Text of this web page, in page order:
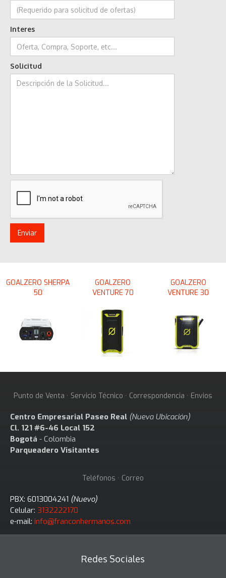
Interes
Solicitud
GOALZERO SHERPA
50
GOALZERO
VENTURE 70
GOALZERO
VENTURE 30
Punto de Venta · Servicio Técnico · Correspondencia · Envios
Centro Empresarial Paseo Real (Nueva Ubicación)
Cl. 121 #6-46 Local 152
Bogotá - Colombia
Parqueadero Visitantes
Teléfonos · Correo
PBX: 6013004241 (Nuevo)
Celular: 3132222170
e-mail: info@franconhermanos.com
Redes Sociales